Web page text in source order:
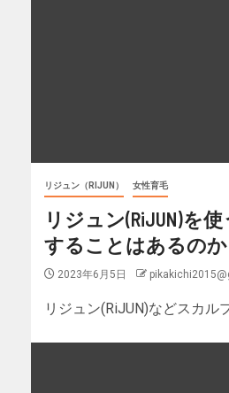
リジュン（RIJUN） 女性育毛
リジュン(RiJUN)を
することはあるのか
2023年6月5日
リジュン(RiJUN)などスカル